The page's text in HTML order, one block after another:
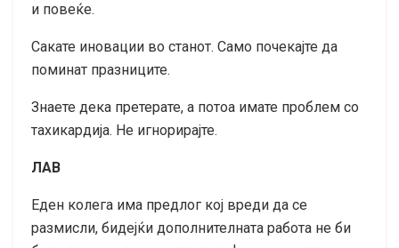
и повеќе.
Сакате иновации во станот. Само почекајте да
поминат празниците.
Знаете дека претерате, а потоа имате проблем со
тахикардија. Не игнорирајте.
ЛАВ
Еден колега има предлог кој вреди да се
размисли, бидејќи дополнителната работа не би